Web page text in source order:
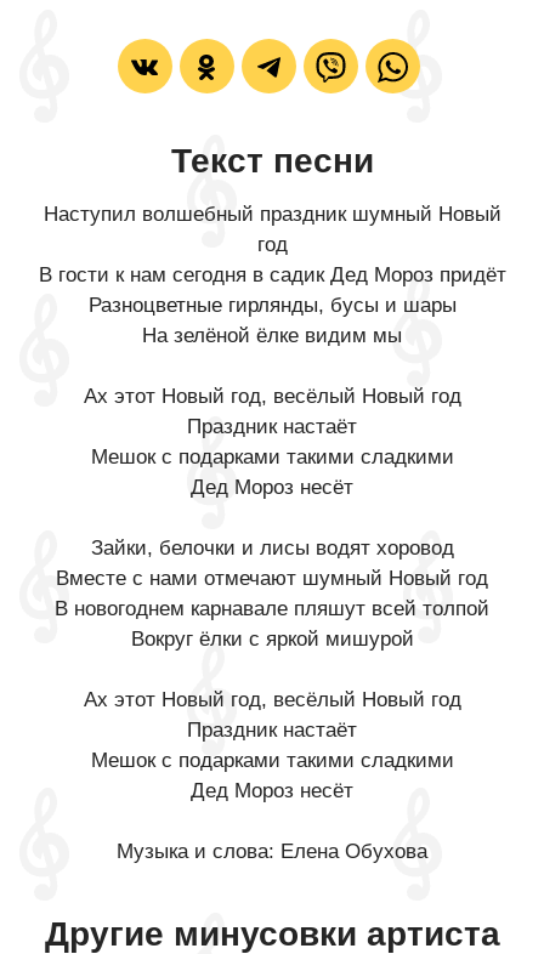
Текст песни
Наступил волшебный праздник шумный Новый
год
В гости к нам сегодня в садик Дед Мороз придёт
Разноцветные гирлянды, бусы и шары
На зелёной ёлке видим мы
Ах этот Новый год, весёлый Новый год
Праздник настаёт
Мешок с подарками такими сладкими
Дед Мороз несёт
Зайки, белочки и лисы водят хоровод
Вместе с нами отмечают шумный Новый год
В новогоднем карнавале пляшут всей толпой
Вокруг ёлки с яркой мишурой
Ах этот Новый год, весёлый Новый год
Праздник настаёт
Мешок с подарками такими сладкими
Дед Мороз несёт
Музыка и слова: Елена Обухова
Другие минусовки артиста